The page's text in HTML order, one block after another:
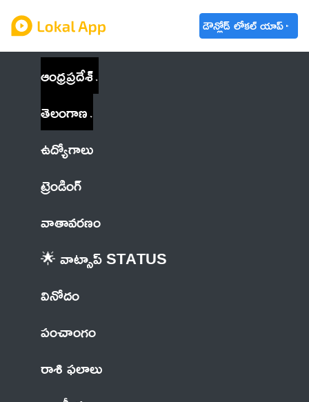
డౌన్లోడ్ లోకల్ యాప్
ఆంధ్రప్రదేశ్
తెలంగాణ
ఉద్యోగాలు
ట్రెండింగ్
వాతావరణం
🌟 వాట్సాప్ STATUS
వినోదం
పంచాంగం
రాశి ఫలాలు